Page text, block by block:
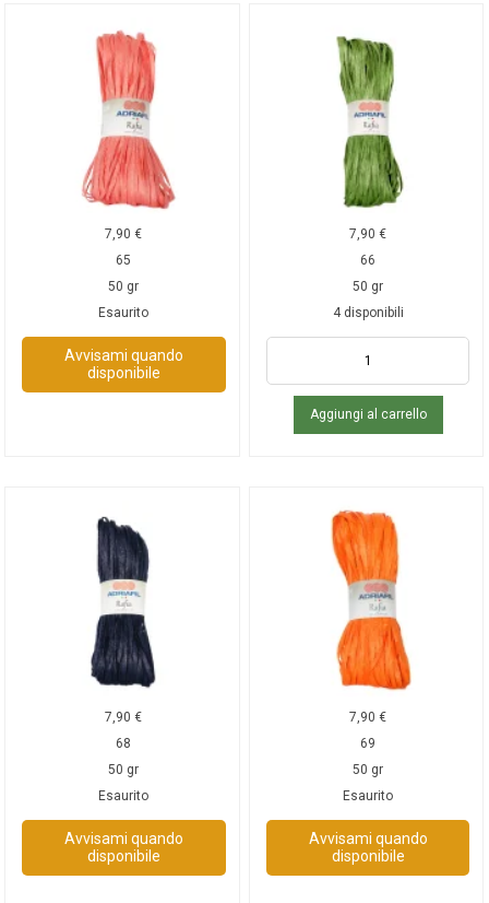
7,90€
65
50 gr
Esaurito
Avvisami quando
disponibile
7,90€
66
50 gr
4 disponibili
Aggiungi al carrello
7,90€
68
50 gr
Esaurito
Avvisami quando
disponibile
7,90€
69
50 gr
Esaurito
Avvisami quando
disponibile